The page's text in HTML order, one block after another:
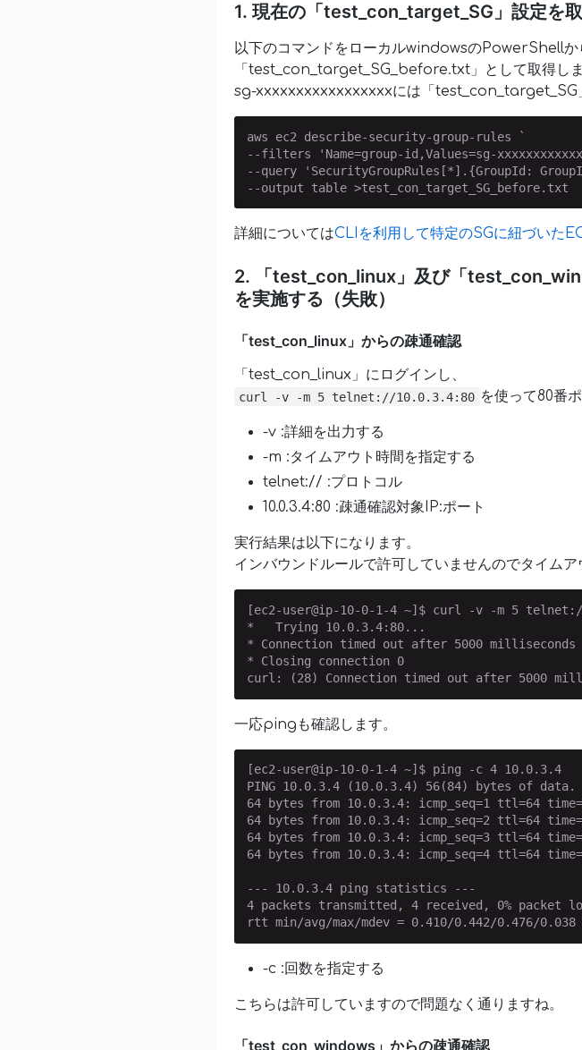
1. 現在の「test_con_target_SG」設定を
以下のコマンドをローカルwindowsのPowerShell
「test_con_target_SG_before.txt」として取得しま
sg-xxxxxxxxxxxxxxxxxには「test_con_target_SG
aws ec2 describe-security-group-rules `
--filters 'Name=group-id,Values=sg-
--query 'SecurityGroupRules[*].{GroupId:
--output table >test_con_target_SG_before.txt
詳細についてはCLIを利用して特定のSGに紐づいた
2. 「test_con_linux」及び「
を実施する（失敗）
「test_con_linux」からの疎通確認
「test_con_linux」にログインし、
curl -v -m 5 telnet://10.0.3.4:80 を使って80番
-v :詳細を出力する
-m :タイムアウト時間を指定する
telnet:// :プロトコル
10.0.3.4:80 :疎通確認対象IP:ポート
実行結果は以下になります。
インバウンドルールで許可していませんのでタイムア
[ec2-user@ip-10-0-1-4 ~]$ curl -v -m 5
*   Trying 10.0.3.4:80...
* Connection timed out after 5000 milliseconds
* Closing connection 0
curl: (28) Connection timed out after 5000
一応pingも確認します。
[ec2-user@ip-10-0-1-4 ~]$ ping -c 4 10.0.3.4
PING 10.0.3.4 (10.0.3.4) 56(84) bytes of data.
64 bytes from 10.0.3.4: icmp_seq=1 ttl=64
64 bytes from 10.0.3.4: icmp_seq=2 ttl=64
64 bytes from 10.0.3.4: icmp_seq=3 ttl=64
64 bytes from 10.0.3.4: icmp_seq=4 ttl=64
--- 10.0.3.4 ping statistics ---
4 packets transmitted, 4 received, 0% packet
rtt min/avg/max/mdev = 0.410/0.442/0.476/0.038
-c :回数を指定する
こちらは許可していますので問題なく通りますね。
「test_con_windows」からの疎通確認